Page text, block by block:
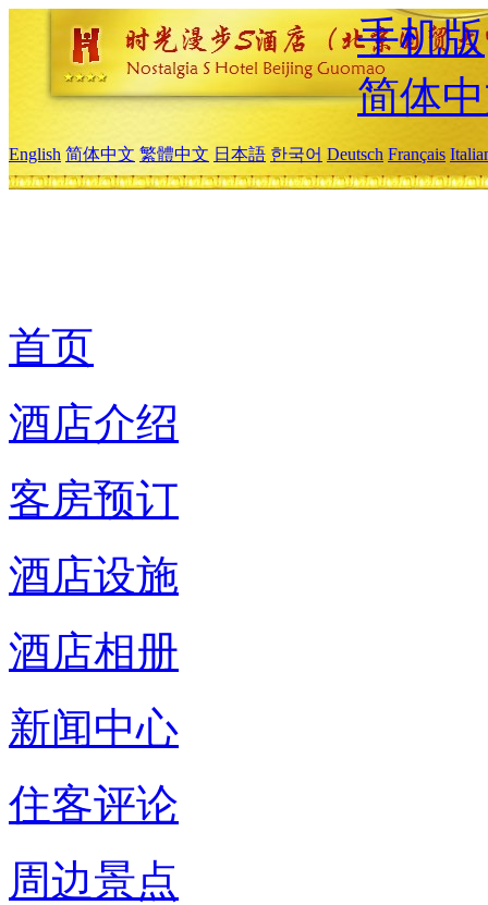
手机版
简体
English 简体中文 繁體中文 日本語 한국어 Deutsch Français
首页
酒店介绍
客房预订
酒店设施
酒店相册
新闻中心
住客评论
周边景点